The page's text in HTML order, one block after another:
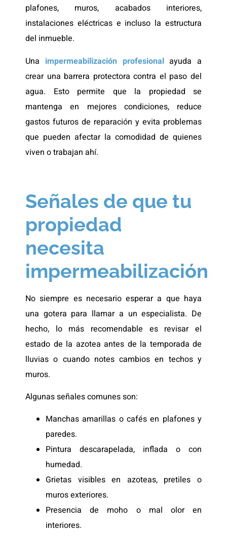
plafones, muros, acabados interiores,
instalaciones eléctricas e incluso la estructura
del inmueble.
Una impermeabilización profesionalayuda a
crear una barrera protectora contra el paso del
agua. Esto permite que la propiedad se
mantenga en mejores condiciones, reduce
gastos futuros de reparación y evita problemas
que pueden afectar la comodidad de quienes
viven o trabajan ahí.
Señales de que tu
propiedad
necesita
impermeabilización
No siempre es necesario esperar a que haya
una gotera para llamar a un especialista. De
hecho, lo más recomendable es revisar el
estado de la azotea antes de la temporada de
lluvias o cuando notes cambios en techos y
muros.
Algunas señales comunes son:
Manchas amarillas o cafés en plafones y
paredes.
Pintura descarapelada, inflada o con
humedad.
Grietas visibles en azoteas, pretiles o
muros exteriores.
Presencia de moho o mal olor en
interiores.